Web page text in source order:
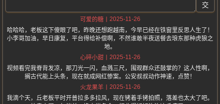
交
可爱的糖
2025-11-26
哈哈哈，老板这下傻眼了吧，昨晚还想跑越南，今早已经在铁窗里反思人生了！
小李哥加油，早日康复，平台得给补偿啊，不然谁敢半夜送餐去琅东那种虎狼之
地。
心碎小甜
2025-11-26
视频看完我脊背发凉，那刀光一闪，血溅三尺，围观群众还鼓掌的？这人性啊，
搁古代能上头条，现在就成网红惨案。公安叔叔动作神速，点赞！
火龙果羊
2025-11-26
我滴个天，丘老板平时开普拉多多拉风，现在铐着手铐拍照，落差也太大了吧。